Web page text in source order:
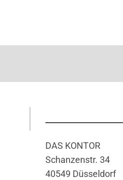
DAS KONTOR
Schanzenstr. 34
40549 Düsseldorf